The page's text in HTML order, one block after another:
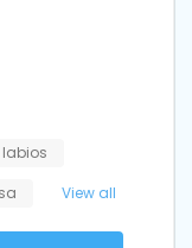
View all